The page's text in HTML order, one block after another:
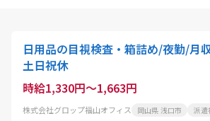
日用品の目視検査・箱詰め/夜勤/月
土日祝休
時給1,330円～1,663円
株式会社グロップ福山オフィス 岡山県 浅口市 派遣